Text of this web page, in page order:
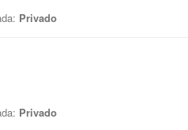
Privado
Privado